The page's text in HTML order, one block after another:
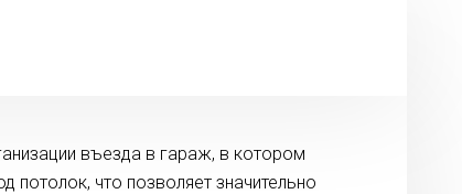
въезда в гараж, в котором
что позволяет значительно